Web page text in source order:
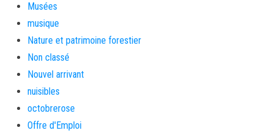
Musées
musique
Nature et patrimoine forestier
Non classé
Nouvel arrivant
nuisibles
octobrerose
Offre d'Emploi